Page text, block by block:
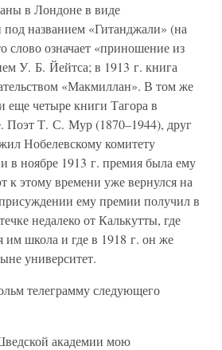
в Лондоне в виде
названием «Гитанджали» (на
слово означает «приношение из
У. Б. Йейтса; в 1913 г. книга
«Макмиллан». В том же
четыре книги Тагора в
Поэт Т. С. Мур (1870–1944), друг
Нобелевскому комитету
в ноябре 1913 г. премия была ему
к этому времени уже вернулся на
ему премии получил в
недалеко от Калькутты, где
им школа и где в 1918 г. он же
университет.
телеграмму следующего
академии мою